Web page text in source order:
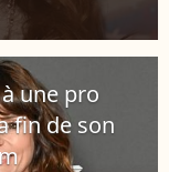
une pro
fin de son